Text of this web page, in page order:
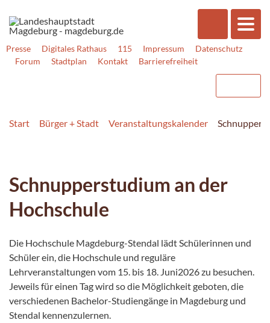
Presse Digitales Rathaus 115 Impressum
Datenschutz
Forum
Stadtplan Kontakt Barrierefreiheit
Start Bürger + Stadt Veranstaltungskalender
Schnupperstudium an der
Hochschule
Die Hochschule Magdeburg-Stendal lädt Schülerinnen und
Schüler ein, die Hochschule und reguläre
Lehrveranstaltungen vom 15. bis 18. Juni2026 zu besuchen.
Jeweils für einen Tag wird so die Möglichkeit geboten, die
verschiedenen Bachelor-Studiengänge in Magdeburg und
Stendal kennenzulernen.